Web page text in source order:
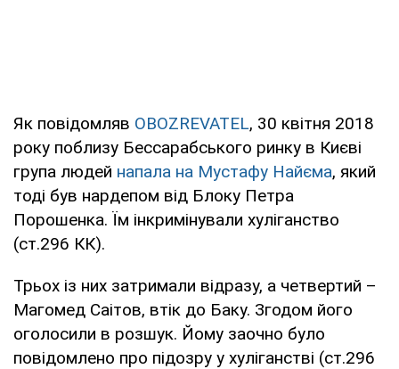
Як повідомляв OBOZREVATEL, 30 квітня 2018
року поблизу Бессарабського ринку в Києві
група людей напала на Мустафу Найєма, який
тоді був нардепом від Блоку Петра
Порошенка. Їм інкримінували хуліганство
(ст.296 КК).
Трьох із них затримали відразу, а четвертий –
Магомед Саітов, втік до Баку. Згодом його
оголосили в розшук. Йому заочно було
повідомлено про підозру у хуліганстві (ст.296